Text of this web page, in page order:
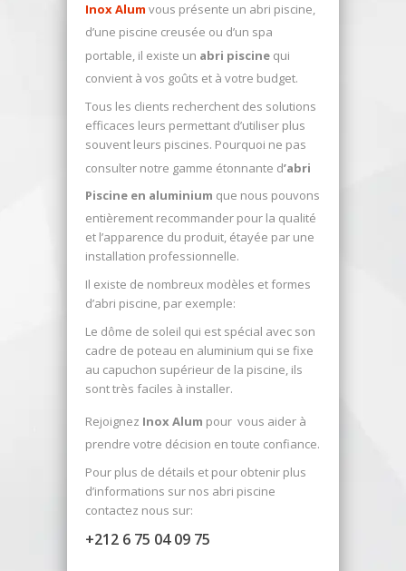
Inox Alum vous présente un abri piscine,
d’une piscine creusée ou d’un spa
portable, il existe un abri piscine qui
convient à vos goûts et à votre budget.
Tous les clients recherchent des solutions
efficaces leurs permettant d’utiliser plus
souvent leurs piscines. Pourquoi ne pas
consulter notre gamme étonnante d’abri
Piscine en aluminium que nous pouvons
entièrement recommander pour la qualité
et l’apparence du produit, étayée par une
installation professionnelle.
Il existe de nombreux modèles et formes
d’abri piscine, par exemple:
Le dôme de soleil qui est spécial avec son
cadre de poteau en aluminium qui se fixe
au capuchon supérieur de la piscine, ils
sont très faciles à installer.
Rejoignez Inox Alum pour vous aider à
prendre votre décision en toute confiance.
Pour plus de détails et pour obtenir plus
d’informations sur nos abri piscine
contactez nous sur:
+212 6 75 04 09 75